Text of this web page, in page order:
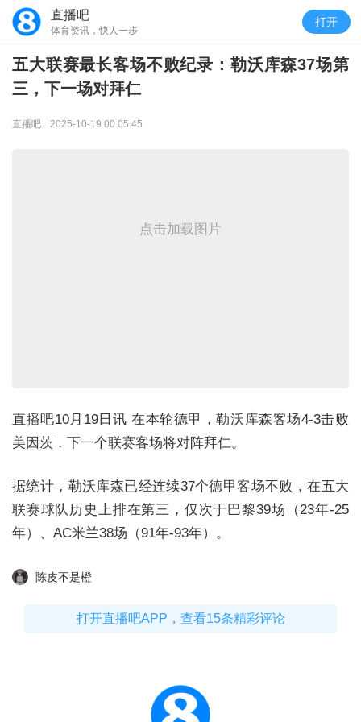
直播吧
体育资讯，快人一步
打开
五大联赛最长客场不败纪录：勒沃库森37场第
三，下一场对拜仁
直播吧 2025-10-19 00:05:45
点击加载图片
直播吧10月19日讯 在本轮德甲，勒沃库森客场4-3击败
美因茨，下一个联赛客场将对阵拜仁。
据统计，勒沃库森已经连续37个德甲客场不败，在五大
联赛球队历史上排在第三，仅次于巴黎39场（23年-25
年）、AC米兰38场（91年-93年）。
陈皮不是橙
打开直播吧APP，查看15条精彩评论